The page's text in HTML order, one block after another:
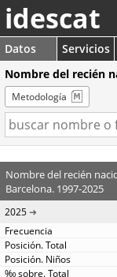
idescat
Datos Servicios
Nombre del recién
Metodología
Nombre del recién
Barcelona. 1997-2025
2025